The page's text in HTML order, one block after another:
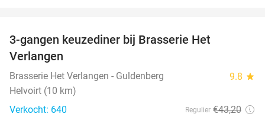
3-gangen keuzediner bij Brasserie Het
Verlangen
Brasserie Het Verlangen - Guldenberg 9.8 star
Helvoirt (10 km)
Verkocht: 640
Regulier €43,20